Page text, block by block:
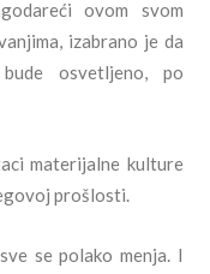
ovom svom
izabrano je da
osvetljeno, po
materijalne kulture
prošlosti.
se polako menja. I